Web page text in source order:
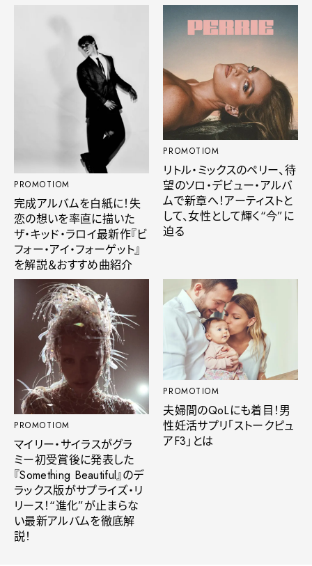
PROMOTIOM
完成アルバムを白紙に！失
恋の想いを率直に描いた
ザ・キッド・ラロイ最新作『ビ
フォー・アイ・フォーゲット』
を解説＆おすすめ曲紹介
PROMOTIOM
リトル・ミックスのペリー、待
望のソロ・デビュー・アルバ
ムで新章へ！アーティストと
して、女性として輝く“今”に
迫る
PROMOTIOM
マイリー・サイラスがグラ
ミー初受賞後に発表した
『Something Beautiful』のデ
ラックス版がサプライズ・リ
リース！“進化”が止まらな
い最新アルバムを徹底解
説！
PROMOTIOM
夫婦間のQoLにも着目！男
性妊活サプリ「ストークピュ
アF3」とは